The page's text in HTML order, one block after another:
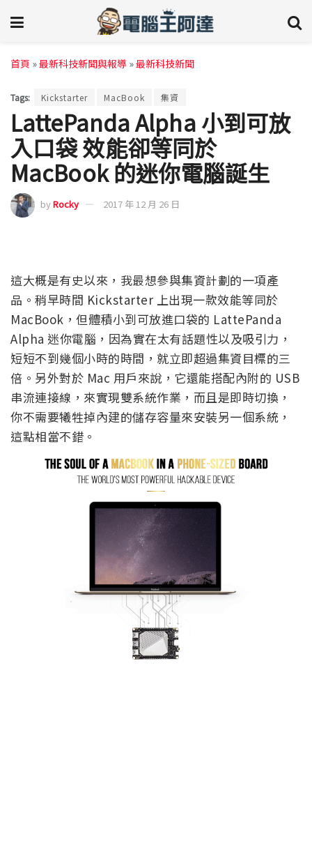
首頁 »最新科技新聞與報導 »最新科技新聞
Tags: Kickstarter MacBook 集資
LattePanda Alpha 小到可放
入口袋 效能卻等同於
MacBook 的迷你電腦誕生
byRocky 2017 年 12 月 26 日
這大概是有史以來，我最想參與集資計劃的一項產
品。稍早時間 Kickstarter 上出現一款效能等同於
MacBook，但體積小到可放進口袋的 LattePanda
Alpha 迷你電腦，因為實在太有話題性以及吸引力，
短短不到幾個小時的時間，就立即超過集資目標的三
倍。另外對於 Mac 用戶來說，它還能搭配內附的 USB
串流連接線，來實現雙系統作業，而且是即時切換，
你不需要犧牲掉內建的儲存容量來安裝另一個系統，
這點相當不錯。